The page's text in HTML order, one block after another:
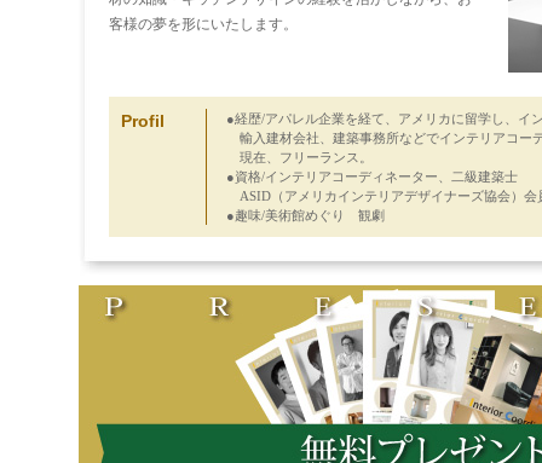
客様の夢を形にいたします。
Profil
●経歴/アパレル企業を経て、アメリカに留学し、イ
輸入建材会社、建築事務所などでインテリアコー
現在、フリーランス。
●資格/インテリアコーディネーター、二級建築士
ASID（アメリカインテリアデザイナーズ協会）会
●趣味/美術館めぐり 観劇